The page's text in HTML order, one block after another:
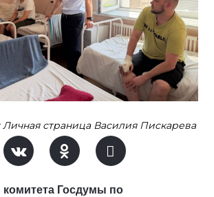
Личная страница Василия Пискарева
комитета Госдумы по